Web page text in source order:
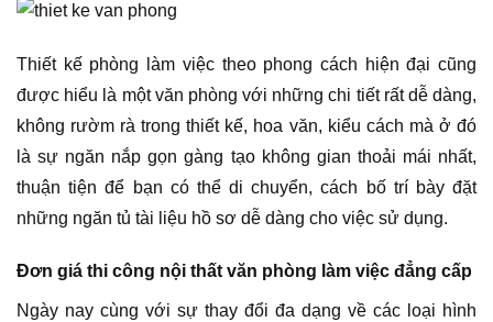
Thiết kế phòng làm việc theo phong cách hiện đại cũng
được hiểu là một văn phòng với những chi tiết rất dễ dàng,
không rườm rà trong thiết kế, hoa văn, kiểu cách mà ở đó
là sự ngăn nắp gọn gàng tạo không gian thoải mái nhất,
thuận tiện để bạn có thể di chuyển, cách bố trí bày đặt
những ngăn tủ tài liệu hồ sơ dễ dàng cho việc sử dụng.
Đơn giá thi công nội thất văn phòng làm việc đẳng cấp
Ngày nay cùng với sự thay đổi đa dạng về các loại hình